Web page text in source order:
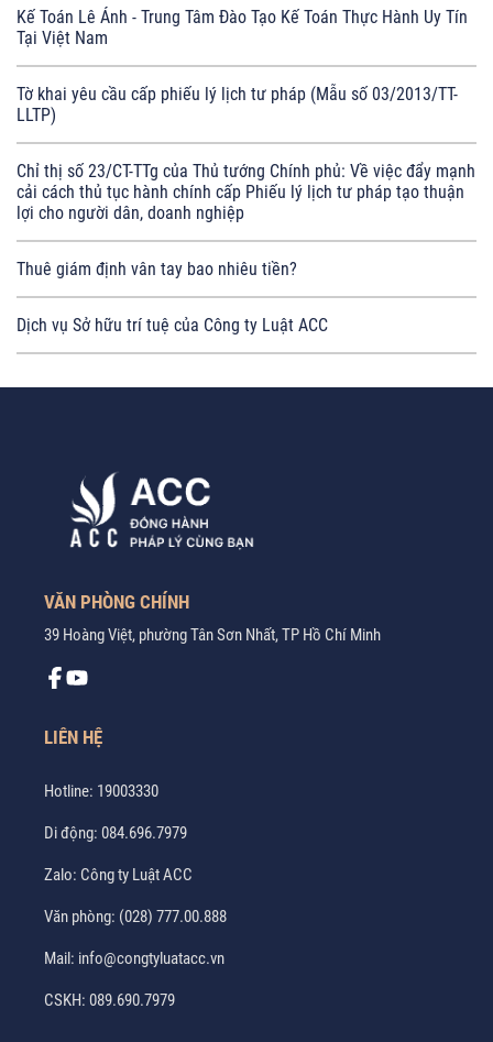
Kế Toán Lê Ánh - Trung Tâm Đào Tạo Kế Toán Thực Hành Uy Tín
Tại Việt Nam
Tờ khai yêu cầu cấp phiếu lý lịch tư pháp (Mẫu số 03/2013/TT-
LLTP)
Chỉ thị số 23/CT-TTg của Thủ tướng Chính phủ: Về việc đẩy mạnh
cải cách thủ tục hành chính cấp Phiếu lý lịch tư pháp tạo thuận
lợi cho người dân, doanh nghiệp
Thuê giám định vân tay bao nhiêu tiền?
Dịch vụ Sở hữu trí tuệ của Công ty Luật ACC
VĂN PHÒNG CHÍNH
39 Hoàng Việt, phường Tân Sơn Nhất, TP Hồ Chí Minh
LIÊN HỆ
Hotline: 19003330
Di động: 084.696.7979
Zalo: Công ty Luật ACC
Văn phòng: (028) 777.00.888
Mail: info@congtyluatacc.vn
CSKH: 089.690.7979